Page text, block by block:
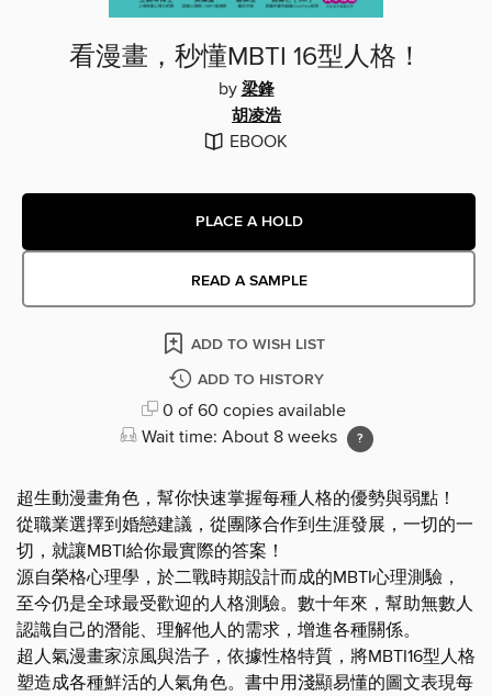
看漫畫，秒懂MBTI 16型人格！
by 梁鋒
胡凌浩
EBOOK
PLACE A HOLD
READ A SAMPLE
ADD TO WISH LIST
ADD TO HISTORY
0 of 60 copies available
Wait time: About 8 weeks
超生動漫畫角色，幫你快速掌握每種人格的優勢與弱點！
從職業選擇到婚戀建議，從團隊合作到生涯發展，一切的一
切，就讓MBTI給你最實際的答案！
源自榮格心理學，於二戰時期設計而成的MBTI心理測驗，
至今仍是全球最受歡迎的人格測驗。數十年來，幫助無數人
認識自己的潛能、理解他人的需求，增進各種關係。
超人氣漫畫家涼風與浩子，依據性格特質，將MBTI16型人格
塑造成各種鮮活的人氣角色。書中用淺顯易懂的圖文表現每